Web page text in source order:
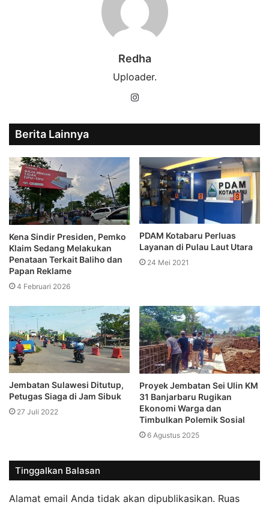
Redha
Uploader.
Instagram
Berita Lainnya
Kena Sindir Presiden, Pemko
Klaim Sedang Melakukan
Penataan Terkait Baliho dan
Papan Reklame
4 Februari 2026
PDAM Kotabaru Perluas
Layanan di Pulau Laut Utara
24 Mei 2021
Jembatan Sulawesi Ditutup,
Petugas Siaga di Jam Sibuk
27 Juli 2022
Proyek Jembatan Sei Ulin KM
31 Banjarbaru Rugikan
Ekonomi Warga dan
Timbulkan Polemik Sosial
6 Agustus 2025
Tinggalkan Balasan
Alamat email Anda tidak akan dipublikasikan. Ruas